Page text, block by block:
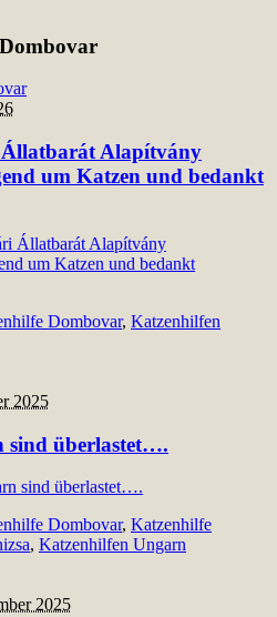
Alapítvány
um Katzen und bedankt
Dombovar, Katzenhilfen
2025
sind überlastet….
Dombovar, Katzenhilfe
, Katzenhilfen Ungarn
2025